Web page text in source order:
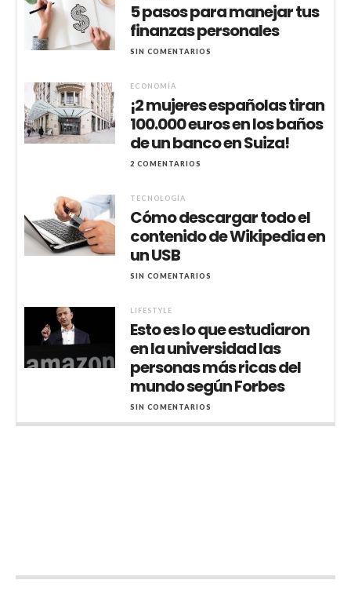
5 pasos para manejar tus
finanzas personales
SIN COMENTARIOS
ECONOMÍA
¡2 mujeres españolas tiran
100.000 euros en los baños
de un banco en Suiza!
2 COMENTARIOS
TECNOLOGÍA
Cómo descargar todo el
contenido de Wikipedia en
un USB
SIN COMENTARIOS
LIFESTYLE
Esto es lo que estudiaron
en la universidad las
personas más ricas del
mundo según Forbes
SIN COMENTARIOS